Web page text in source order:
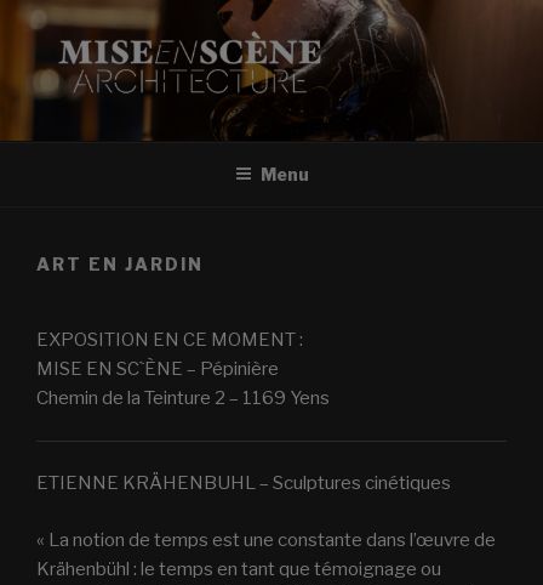
Aller
contenu
principal
MISE EN SCÈNE
Menu
ART EN JARDIN
EXPOSITION EN CE MOMENT :
MISE EN SC`ÈNE – Pépinière
Chemin de la Teinture 2 – 1169 Yens
ETIENNE KRÄHENBUHL – Sculptures cinétiques
« La notion de temps est une constante dans l’œuvre de
Krähenbühl : le temps en tant que témoignage ou